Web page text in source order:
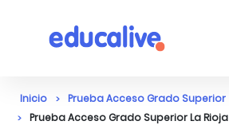
Inicio
Prueba Acceso Grado Superior
Prueba Acceso Grado Superior La Rioja